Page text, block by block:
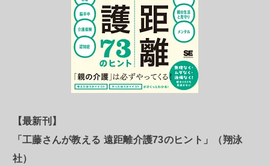
【最新刊】
「工藤さんが教える 遠距離介護73のヒント」（翔泳
社）